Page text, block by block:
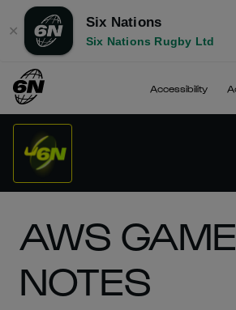
✕
Six Nations
Six Nations Rugby Ltd
Accessibility
AWS GAME
NOTES